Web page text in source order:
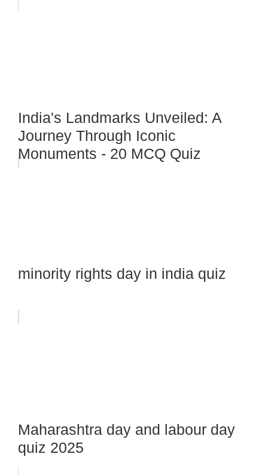
India's Landmarks Unveiled: A
Journey Through Iconic
Monuments - 20 MCQ Quiz
minority rights day in india quiz
Maharashtra day and labour day
quiz 2025